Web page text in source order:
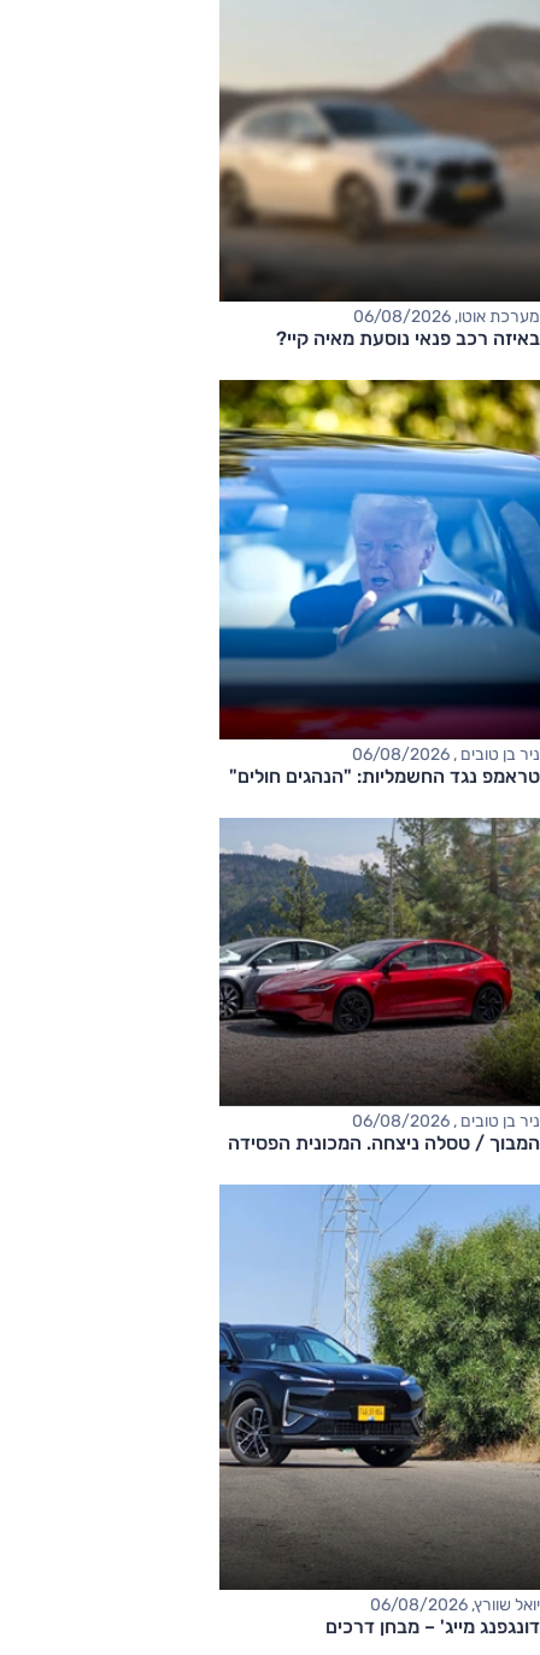
מערכת אוטו, 06/08/2026
באיזה רכב פנאי נוסעת מאיה קיי?
ניר בן טובים , 06/08/2026
טראמפ נגד החשמליות: "הנהגים חולים"
ניר בן טובים , 06/08/2026
המבוך / טסלה ניצחה. המכונית הפסידה
יואל שוורץ, 06/08/2026
דונגפנג מייג' – מבחן דרכים